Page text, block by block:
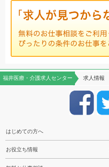
福井医療・介護求人センター 求人情報
はじめての方へ
お役立ち情報